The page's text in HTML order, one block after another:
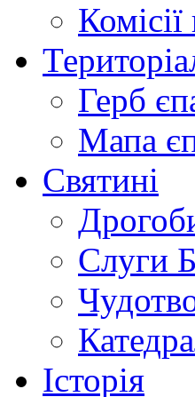
Комісії
Герб
Мапа
Святині
Слуги
Історія